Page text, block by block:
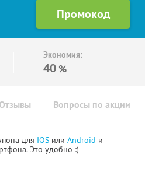
Экономия:
40 %
Отзывы Вопросы по акции
для IOS или Android и
Это удобно :)